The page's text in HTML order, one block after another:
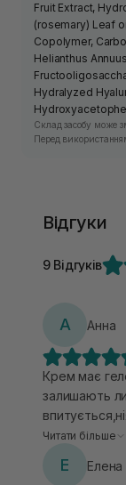
Fruit Extract,
(rosemary) Leaf
Copolymer,
Helianthus
Hydralyzed
Склад засобу може
Перед
Відгуки
9 Відгуків
А Анна
Крем має
залишають
почуває
зоні не
Читати більше
Е